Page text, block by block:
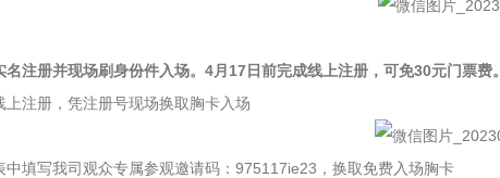
注册并现场刷身份件入场。4月17日前完成线上注册，可免30元门票费。
注册，凭注册号现场换取胸卡入场
填写我司观众专属参观邀请码：975117ie23，换取免费入场胸卡